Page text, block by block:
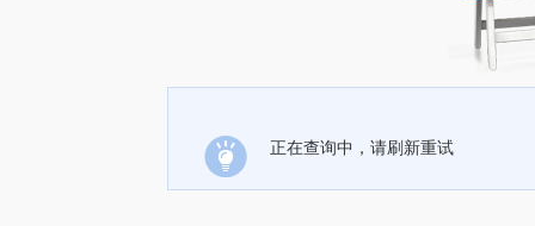
正在查询中，请刷新重试